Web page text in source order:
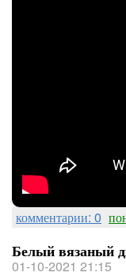
комментарии: 0
Белый вязаный
01-10-2021 21:15